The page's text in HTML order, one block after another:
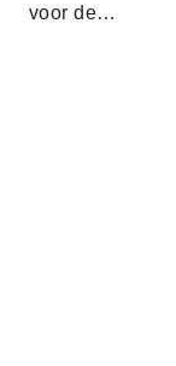
voor de…